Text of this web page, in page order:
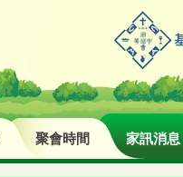
聚會時間 家訊消息